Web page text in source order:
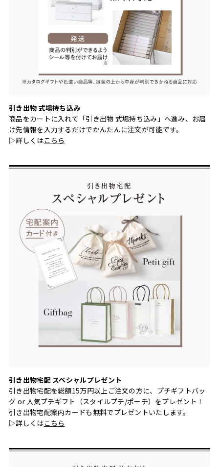
引き出物 式場持ち込み
商品をカートに入れて「引き出物 式場持ち込み」へ進み、お届
け先情報を入力するだけでかんたんに注文が可能です。
▷詳しくはこちら
引き出物宅配 スペシャルプレゼント
引き出物宅配を総額15万円以上ご注文の方に、プチギフトバッ
グ or 人気プチギフト（スタイルプチ/ポーチ）をプレゼント！
引き出物宅配案内カードも無料でプレゼントいたします。
▷詳しくはこちら